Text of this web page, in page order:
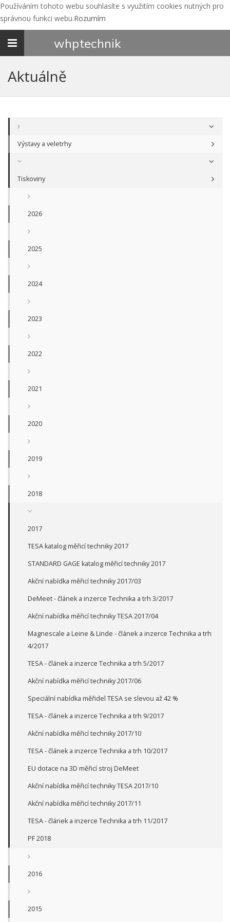
Používáním tohoto webu souhlasíte s využitím cookies nutných pro
správnou funkci webu.Rozumím
Toggle
whptechnik
Aktuálně
Výstavy a veletrhy
Tiskoviny
2026
2025
2024
2023
2022
2021
2020
2019
2018
2017
TESA katalog měřicí techniky 2017
STANDARD GAGE katalog měřicí techniky 2017
Akční nabídka měřicí techniky 2017/03
DeMeet - článek a inzerce Technika a trh 3/2017
Akční nabídka měřicí techniky TESA 2017/04
Magnescale a Leine & Linde - článek a inzerce Technika a trh
4/2017
TESA - článek a inzerce Technika a trh 5/2017
Akční nabídka měřicí techniky 2017/06
Speciální nabídka měřidel TESA se slevou až 42 %
TESA - článek a inzerce Technika a trh 9/2017
Akční nabídka měřicí techniky 2017/10
TESA - článek a inzerce Technika a trh 10/2017
EU dotace na 3D měřicí stroj DeMeet
Akční nabídka měřicí techniky TESA 2017/10
Akční nabídka měřicí techniky 2017/11
TESA - článek a inzerce Technika a trh 11/2017
PF 2018
2016
2015